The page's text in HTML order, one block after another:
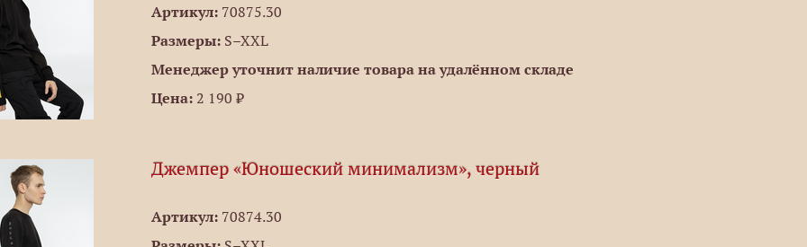
Артикул:70875.30
Размеры:S–XXL
Менеджер уточнит наличие товара на удалённом складе
Цена:2 190 ₽
Джемпер «Юношеский минимализм», черный
Артикул:70874.30